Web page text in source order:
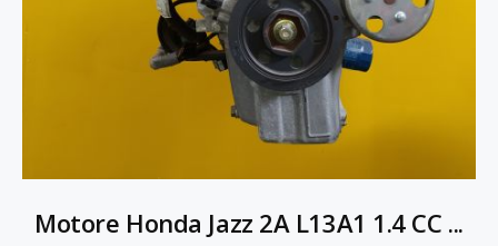
Motore Honda Jazz 2A L13A1 1.4 CC ...